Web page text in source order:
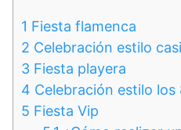
1 Fiesta flamenca
2 Celebración estilo
3 Fiesta playera
4 Celebración estilo los
5 Fiesta Vip